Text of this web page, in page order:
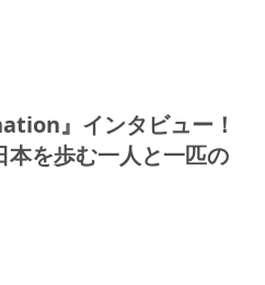
』インタビュー！
を歩む一人と一匹の